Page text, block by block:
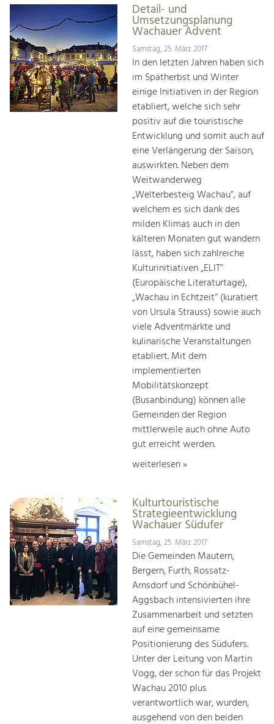
Detail- und
Umsetzungsplanung
Wachauer Advent
Samstag, 25. März 2017
In den letzten Jahren haben sich
im Spätherbst und Winter
einige Initiativen in der Region
etabliert, welche sich sehr
positiv auf die touristische
Entwicklung und somit auch auf
eine Verlängerung der Saison,
auswirkten. Neben dem
Weitwanderweg
„Welterbesteig Wachau“, auf
welchem es sich dank des
milden Klimas auch in den
kälteren Monaten gut wandern
lässt, haben sich zahlreiche
Kulturinitiativen „ELIT“
(Europäische Literaturtage),
„Wachau in Echtzeit“ (kuratiert
von Ursula Strauss) sowie auch
viele Adventmärkte und
kulinarische Veranstaltungen
etabliert. Mit dem
implementierten
Mobilitätskonzept
(Busanbindung) können alle
Gemeinden der Region
mittlerweile auch ohne Auto
gut erreicht werden.
weiterlesen »
Kulturtouristische
Strategieentwicklung
Wachauer Südufer
Samstag, 25. März 2017
Die Gemeinden Mautern,
Bergern, Furth, Rossatz-
Arnsdorf und Schönbühel-
Aggsbach intensivierten ihre
Zusammenarbeit und setzten
auf eine gemeinsame
Positionierung des Südufers.
Unter der Leitung von Martin
Vogg, der schon für das Projekt
Wachau 2010 plus
verantwortlich war, wurden,
ausgehend von den beiden